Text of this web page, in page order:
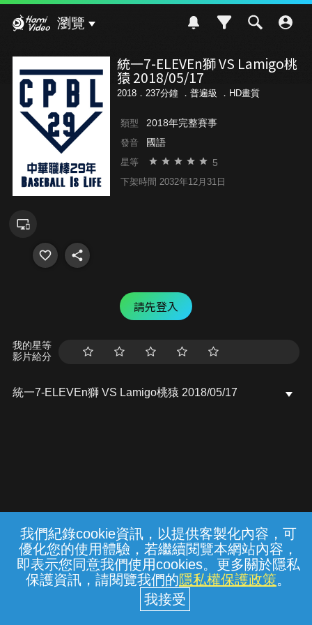
我們紀錄cookie資訊，以提供客製化內容，可
優化您的使用體驗，若繼續閱覽本網站內容，
即表示您同意我們使用cookies。更多關於隱私
保護資訊，請閱覽我們的隱私權保護政策。
瀏覽
統一7-ELEVEn獅 VS Lamigo桃
猿 2018/05/17
2018．237分鐘 ． 普遍級 ．HD畫質
類型 2018年完整賽事
發音 國語
星等 5
下架時間 2032年12月31日
請先登入
我的星等
影片給分
統一7-ELEVEn獅 VS Lamigo桃猿 2018/05/17
常見問題 線上客服 服務條款 隱私權保護
中華電信股份有限公司個人家庭分公司
(統一編號：96979949) © 2026
{{notifyMsg}}